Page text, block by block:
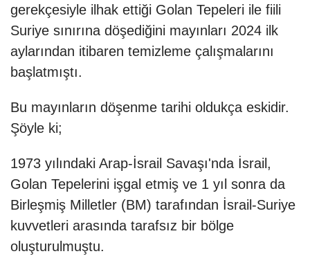
gerekçesiyle ilhak ettiği Golan Tepeleri ile fiili
Suriye sınırına döşediğini mayınları 2024 ilk
aylarından itibaren temizleme çalışmalarını
başlatmıştı.
Bu mayınların döşenme tarihi oldukça eskidir.
Şöyle ki;
1973 yılındaki Arap-İsrail Savaşı'nda İsrail,
Golan Tepelerini işgal etmiş ve 1 yıl sonra da
Birleşmiş Milletler (BM) tarafından İsrail-Suriye
kuvvetleri arasında tarafsız bir bölge
oluşturulmuştu.